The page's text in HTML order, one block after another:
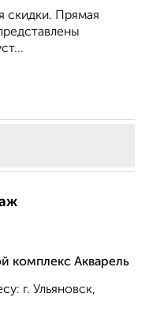
cкидки. Прямая
комплекс Акварель
г. Ульяновск,